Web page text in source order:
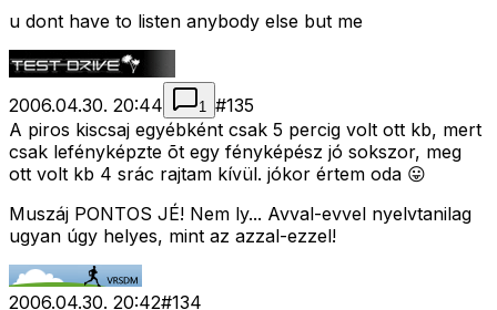
u dont have to listen anybody else but me
2006.04.30. 20:44 1 #135
A piros kiscsaj egyébként csak 5 percig volt ott kb, mert
csak lefényképzte õt egy fényképész jó sokszor, meg
ott volt kb 4 srác rajtam kívül. jókor értem oda 😛
Muszáj PONTOS JÉ! Nem ly... Avval-evvel nyelvtanilag
ugyan úgy helyes, mint az azzal-ezzel!
2006.04.30. 20:42#134